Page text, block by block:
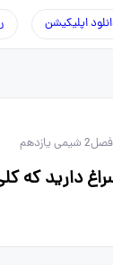
اپلیکیشن
فصل2 شیمی یازدهم
دارید که